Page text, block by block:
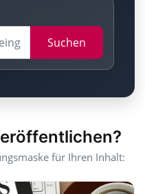
Suchen
für Ihren Inhalt: